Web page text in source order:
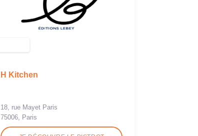
H Kitchen
18, rue Mayet Paris
75006, Paris